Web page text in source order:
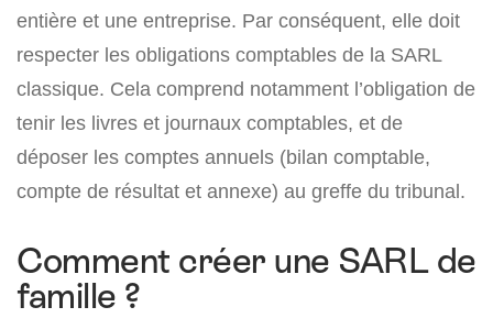
entière et une entreprise. Par conséquent, elle doit
respecter les obligations comptables de la SARL
classique. Cela comprend notamment l’obligation de
tenir les livres et journaux comptables, et de
déposer les comptes annuels (bilan comptable,
compte de résultat et annexe) au greffe du tribunal.
Comment créer une SARL de
famille ?